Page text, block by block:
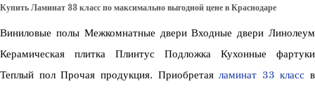
Купить Ламинат 33 класс по максимально выгодной цене в Краснодаре
Виниловые полы Межкомнатные двери Входные двери Линолеум
Керамическая плитка Плинтус Подложка Кухонные фартуки
Теплый пол Прочая продукция. Приобретаяламинат 33 класс в